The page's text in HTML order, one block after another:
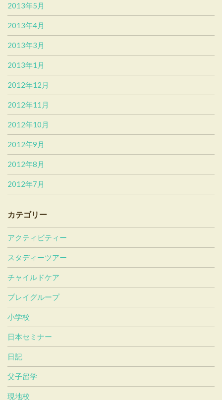
2013年5月
2013年4月
2013年3月
2013年1月
2012年12月
2012年11月
2012年10月
2012年9月
2012年8月
2012年7月
カテゴリー
アクティビティー
スタディーツアー
チャイルドケア
プレイグループ
小学校
日本セミナー
日記
父子留学
現地校